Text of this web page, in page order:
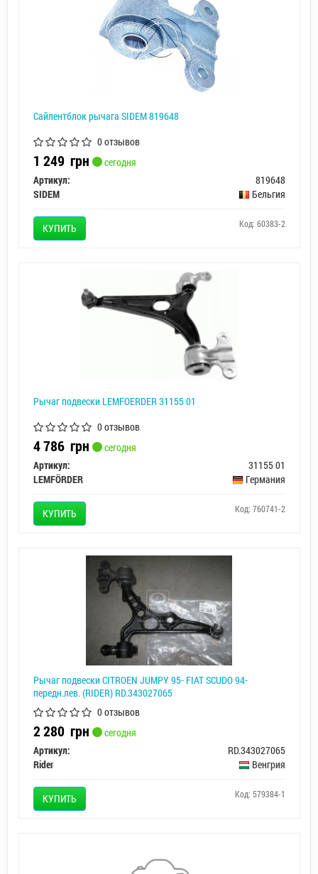
Сайлентблок рычага SIDEM 819648
0 отзывов
1 249 грн
сегодня
Артикул:
819648
SIDEM
Бельгия
КУПИТЬ Код: 60383-2
Рычаг подвески LEMFOERDER 31155 01
0 отзывов
4 786 грн
сегодня
Артикул:
31155 01
LEMFÖRDER
Германия
КУПИТЬ Код: 760741-2
Рычаг подвески CITROEN JUMPY 95- FIAT SCUDO 94-
передн.лев. (RIDER) RD.343027065
0 отзывов
2 280 грн
сегодня
Артикул:
RD.343027065
Rider
Венгрия
КУПИТЬ Код: 579384-1